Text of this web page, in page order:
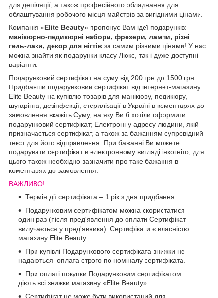
для депіляції, а також професійного обладнання для
облаштування робочого місця майстрів за вигідними цінами.
Компанія «Elite Beauty» пропонує Вам ідеї подарунків:
манікюрно-педикюрні набори, фрезери, лампи, різні
гель-лаки, декор для нігтів за самим різними цінами! У нас
можна знайти як подарунки класу Люкс, так і дуже доступні
варіанти.
Подарунковий сертифікат на суму від 200 грн до 1500 грн .
Придбавши подарунковий сертифікат від інтернет-магазину
Elite Beauty на купівлю товарів для манікюру, педикюру,
шугарінга, дезінфекції, стерилізації в Україні в коментарях до
замовлення вкажіть Суму, на яку Ви б хотіли оформити
подарунковий сертифікат; Електронну адресу людини, якій
призначається сертифікат, а також за бажанням супровідний
текст для його відправлення. При бажанні Ви можете
подарувати сертифікат в електронному вигляді інкогніто, для
цього також необхідно зазначити про таке бажання в
коментарях до замовлення.
ВАЖЛИВО!
Термін дії сертифіката – 1 рік з дня придбання.
Подарунковим сертифікатом можна скористатися
один раз (після пред'явлення до оплати Сертифікат
вилучається у пред'явника). Сертифікати є власністю
магазину Elite Beauty .
При купівлі Подарункового сертифіката знижки не
надаються, оплата строго по номіналу сертифіката.
При оплаті покупки Подарунковим сертифікатом
діють всі знижки магазину «Elite Beauty».
Сертифікат не може бути використаний для